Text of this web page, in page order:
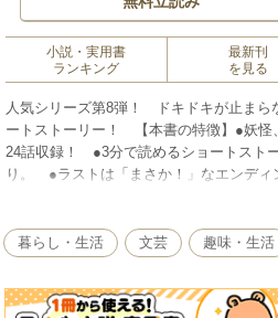
小説・実用書
ランキング
最新刊
を見る
人気シリーズ第8弾！ ドキドキが止まら
ートストーリー！ 【本書の特徴】●妖
24話収録！ ●3分で読めるショートスト
り。 ●ラストは「まさか！」なエンデ
ローグ／動物＊ドロップ／真夜中のオル
達／指名手配の男／優しい天使／霊園の
ス／絵の中の少女／鬼は外／出ないんで
暮らし・生活 文芸 趣味・生活